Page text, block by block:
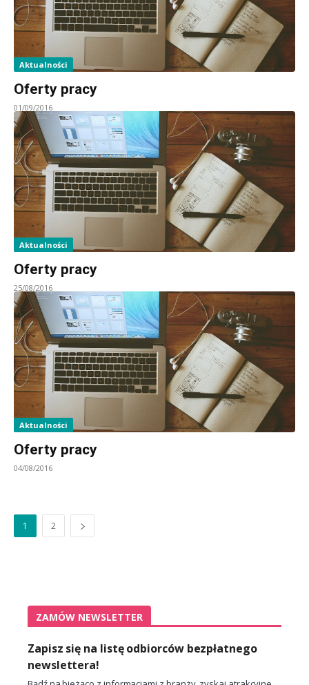
Aktualności
Oferty pracy
01/09/2016
Aktualności
Oferty pracy
25/08/2016
Aktualności
Oferty pracy
04/08/2016
1 2
ZAMÓW NEWSLETTER
Zapisz się na listę odbiorców bezpłatnego
newslettera!